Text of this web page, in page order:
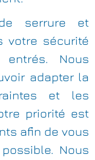
serrure et
votre sécurité
Nous
adapter la
et les
priorité est
afin de vous
Nous